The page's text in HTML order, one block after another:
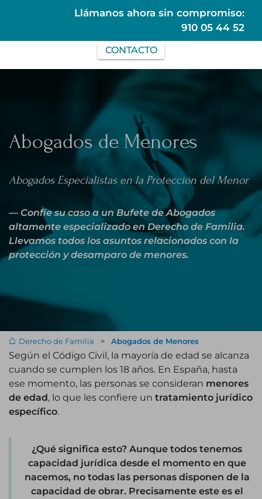
Llámanos ahora sin compromiso:
910 05 44 52
CONTACTO
Abogados de Menores
Abogados Especialistas en la Protección del Menor
Confíe su caso a un Bufete de Abogados
altamente especializado en Derecho de Familia.
Llevamos todos los asuntos relacionados con la
protección y desamparo de menores.
Derecho de Familia > Abogados de Menores
Según el Código Civil, la mayoría de edad se alcanza
cuando se cumplen los 18 años. En España, hasta
ese momento, las personas se consideran menores
de edad, lo que les confiere un tratamiento jurídico
específico.
¿Qué significa esto? Aunque todos tenemos
capacidad jurídica desde el momento en que
nacemos, no todas las personas disponen de la
capacidad de obrar. Precisamente este es el